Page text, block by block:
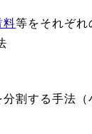
料等をそれぞれ
分割する手法